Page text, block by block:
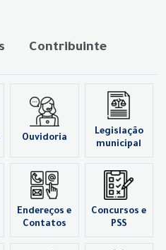
Contribuinte
Ouvidoria
Legislação
municipal
Endereços e
Contatos
Concursos e
PSS